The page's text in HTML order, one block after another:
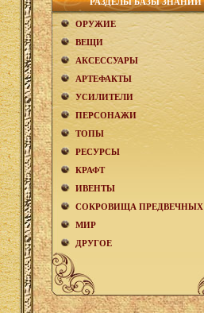
ОРУЖИЕ
ВЕЩИ
АКCЕСCУАРЫ
АРТЕФАКТЫ
УСИЛИТЕЛИ
ПЕРСОНАЖИ
ТОПЫ
РЕСУРСЫ
КРАФТ
ИВЕНТЫ
СОКРОВИЩА ПРЕДВЕЧНЫХ
МИР
ДРУГОЕ